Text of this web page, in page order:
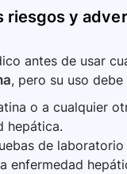
riesgos y
antes de usar
, pero su uso
o a cualquier
hepática.
de
enfermedad